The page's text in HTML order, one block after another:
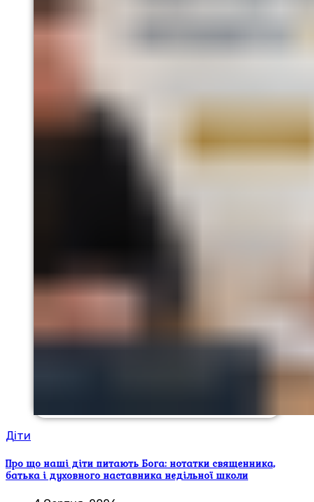
Діти
Про що наші діти питають Бога: нотатки священника,
батька і духовного наставника недільної школи